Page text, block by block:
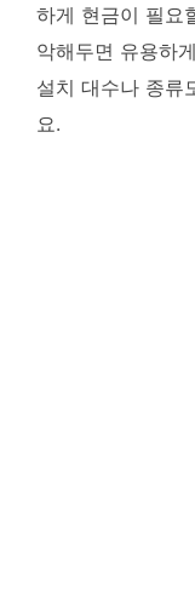
하게 현금이 필요
악해두면 유용하
설치 대수나 종류
요.